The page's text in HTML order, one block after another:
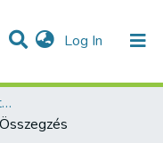
Log In (current)
ELTE KRTK Regionális Kutatások Intézete
Összegzés